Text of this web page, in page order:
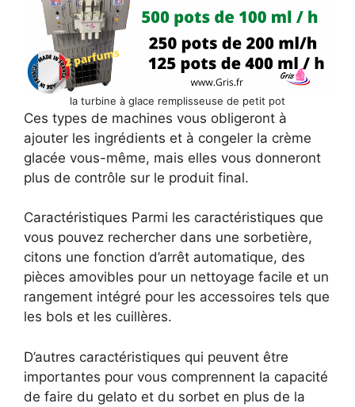
la turbine à glace remplisseuse de petit pot
Ces types de machines vous obligeront à
ajouter les ingrédients et à congeler la crème
glacée vous-même, mais elles vous donneront
plus de contrôle sur le produit final.
Caractéristiques Parmi les caractéristiques que
vous pouvez rechercher dans une sorbetière,
citons une fonction d’arrêt automatique, des
pièces amovibles pour un nettoyage facile et un
rangement intégré pour les accessoires tels que
les bols et les cuillères.
D’autres caractéristiques qui peuvent être
importantes pour vous comprennent la capacité
de faire du gelato et du sorbet en plus de la